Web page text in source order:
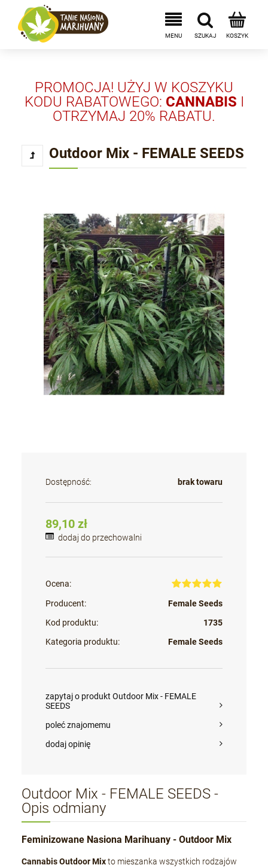
PROMOCJA! UŻYJ W KOSZYKU
KODU RABATOWEGO: CANNABIS I
OTRZYMAJ 20% RABATU.
Outdoor Mix - FEMALE SEEDS
Dostępność: brak towaru
89,10 zł
dodaj do przechowalni
Ocena:
Producent:
Female Seeds
Kod produktu:
1735
Kategoria produktu:
Female Seeds
zapytaj o produkt Outdoor Mix - FEMALE
SEEDS
poleć znajomemu
dodaj opinię
Outdoor Mix - FEMALE SEEDS -
Opis odmiany
Feminizowane Nasiona Marihuany - Outdoor Mix
Cannabis Outdoor Mixto mieszanka wszystkich rodzajów